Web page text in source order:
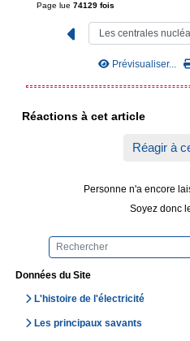
Données du Site
L'histoire de l'électricité
Les principaux savants
Page lue 74129 fois
Prévisualiser...
Réactions à cet article
Réagir à
Personne n'a encore
Soyez donc